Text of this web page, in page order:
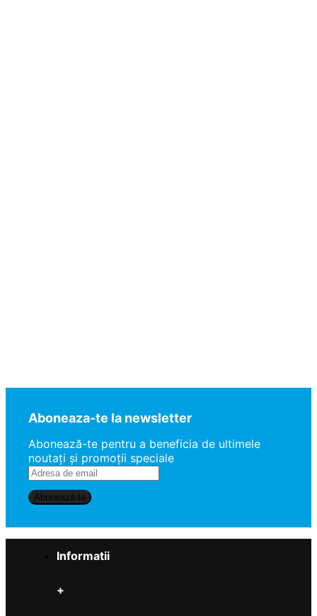
Aboneaza-te la newsletter
Abonează-te pentru a beneficia de ultimele
noutaţi şi promoţii speciale
Abonează-te
Informatii
+